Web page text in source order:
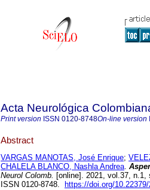
Acta Neurológica
Print version ISSN 0120-8748On-line version
Abstract
VARGAS MANOTAS, José Enrique;
CHALELA BLANCO, Nashla Andrea.
Neurol Colomb. [online]. 2021, vol.37,
ISSN 0120-8748.
https://doi.org/